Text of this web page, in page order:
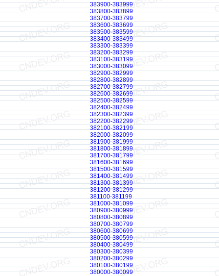
383900-383999
383800-383899
383700-383799
383600-383699
383500-383599
383400-383499
383300-383399
383200-383299
383100-383199
383000-383099
382900-382999
382800-382899
382700-382799
382600-382699
382500-382599
382400-382499
382300-382399
382200-382299
382100-382199
382000-382099
381900-381999
381800-381899
381700-381799
381600-381699
381500-381599
381400-381499
381300-381399
381200-381299
381100-381199
381000-381099
380900-380999
380800-380899
380700-380799
380600-380699
380500-380599
380400-380499
380300-380399
380200-380299
380100-380199
380000-380099